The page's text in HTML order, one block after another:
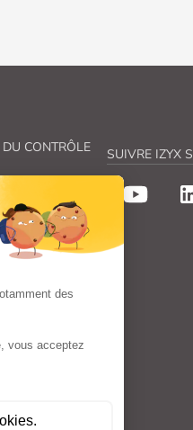
CONTRÔLE
des accès, Izyx
de
et de
pour
déclencheurs
couvrent
la recherche
bouton
fiables,
SUIVRE IZYX